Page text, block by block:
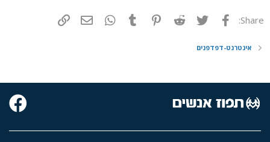
Share: פייסבוק Twitter
Reddit
Pinterest
Tumblr
WhatsAppדואר אלקטרוני
אינטרנט-דפדפנים